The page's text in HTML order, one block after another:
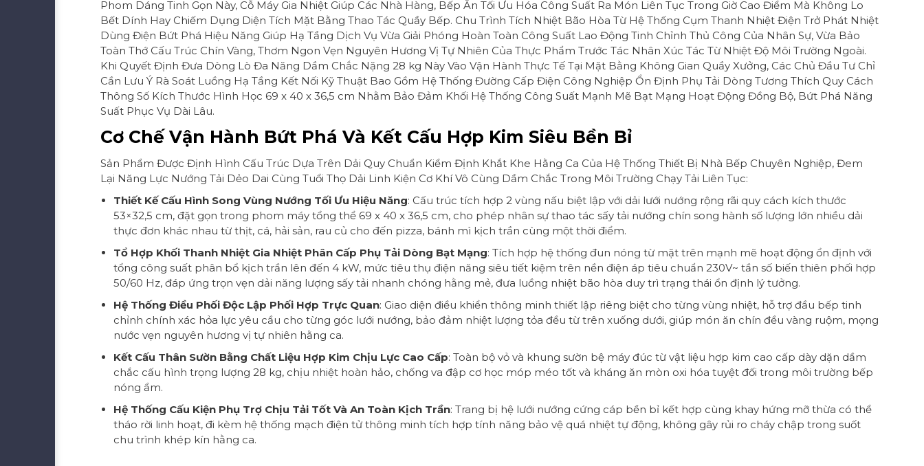
Phom Dáng Tinh Gọn Này, Cỗ Máy Gia Nhiệt Giúp Các Nhà Hàng, Bếp Ăn Tối Ưu Hóa Công Suất Ra Món Liên Tục Trong Giờ Cao Điểm Mà Không Lo
Bết Dính Hay Chiếm Dụng Diện Tích Mặt Bằng Thao Tác Quầy Bếp. Chu Trình Tích Nhiệt Bão Hòa Từ Hệ Thống Cụm Thanh Nhiệt Điện Trở Phát Nhiệt
Dùng Điện Bứt Phá Hiệu Năng Giúp Hạ Tầng Dịch Vụ Vừa Giải Phóng Hoàn Toàn Công Suất Lao Động Tinh Chỉnh Thủ Công Của Nhân Sự, Vừa Bảo
Toàn Thớ Cấu Trúc Chín Vàng, Thơm Ngon Vẹn Nguyên Hương Vị Tự Nhiên Của Thực Phẩm Trước Tác Nhân Xúc Tác Từ Nhiệt Độ Môi Trường Ngoài.
Khi Quyết Định Đưa Dòng Lò Đa Năng Dầm Chắc Nặng 28 kg Này Vào Vận Hành Thực Tế Tại Mặt Bằng Không Gian Quầy Xưởng, Các Chủ Đầu Tư Chỉ
Cần Lưu Ý Rà Soát Luồng Hạ Tầng Kết Nối Kỹ Thuật Bao Gồm Hệ Thống Đường Cấp Điện Công Nghiệp Ổn Định Phụ Tải Dòng Tương Thích Quy Cách
Thông Số Kích Thước Hình Học 69 x 40 x 36,5 cm Nhằm Bảo Đảm Khối Hệ Thống Công Suất Mạnh Mẽ Bạt Mạng Hoạt Động Đồng Bộ, Bứt Phá Năng
Suất Phục Vụ Dài Lâu.
Cơ Chế Vận Hành Bứt Phá Và Kết Cấu Hợp Kim Siêu Bền Bỉ
Sản Phẩm Được Định Hình Cấu Trúc Dựa Trên Dải Quy Chuẩn Kiểm Định Khắt Khe Hằng Ca Của Hệ Thống Thiết Bị Nhà Bếp Chuyên Nghiệp, Đem
Lại Năng Lực Nướng Tải Dẻo Dai Cùng Tuổi Thọ Dải Linh Kiện Cơ Khí Vô Cùng Dầm Chắc Trong Môi Trường Chạy Tải Liên Tục:
Thiết Kế Cấu Hình Song Vùng Nướng Tối Ưu Hiệu Năng: Cấu trúc tích hợp 2 vùng nấu biệt lập với dải lưới nướng rộng rãi quy cách kích thước
53×32,5 cm, đặt gọn trong phom máy tổng thể 69 x 40 x 36,5 cm, cho phép nhân sự thao tác sấy tải nướng chín song hành số lượng lớn nhiều dải
thực đơn khác nhau từ thịt, cá, hải sản, rau củ cho đến pizza, bánh mì kịch trần cùng một thời điểm.
Tổ Hợp Khối Thanh Nhiệt Gia Nhiệt Phân Cấp Phụ Tải Dòng Bạt Mạng: Tích hợp hệ thống đun nóng từ mặt trên mạnh mẽ hoạt động ổn định với
tổng công suất phân bổ kịch trần lên đến 4 kW, mức tiêu thụ điện năng siêu tiết kiệm trên nền điện áp tiêu chuẩn 230V~ tần số biến thiên phối hợp
50/60 Hz, đáp ứng trọn vẹn dải năng lượng sấy tải nhanh chóng hằng mẻ, đưa luồng nhiệt bão hòa duy trì trạng thái ổn định lý tưởng.
Hệ Thống Điều Phối Độc Lập Phối Hợp Trực Quan: Giao diện điều khiển thông minh thiết lập riêng biệt cho từng vùng nhiệt, hỗ trợ đầu bếp tinh
chỉnh chính xác hỏa lực yêu cầu cho từng góc lưới nướng, bảo đảm nhiệt lượng tỏa đều từ trên xuống dưới, giúp món ăn chín đều vàng ruộm, mọng
nước vẹn nguyên hương vị tự nhiên hằng ca.
Kết Cấu Thân Sườn Bằng Chất Liệu Hợp Kim Chịu Lực Cao Cấp: Toàn bộ vỏ và khung sườn bệ máy đúc từ vật liệu hợp kim cao cấp dày dặn dầm
chắc cấu hình trọng lượng 28 kg, chịu nhiệt hoàn hảo, chống va đập cơ học móp méo tốt và kháng ăn mòn oxi hóa tuyệt đối trong môi trường bếp
nóng ẩm.
Hệ Thống Cấu Kiện Phụ Trợ Chịu Tải Tốt Và An Toàn Kịch Trần: Trang bị hệ lưới nướng cứng cáp bền bỉ kết hợp cùng khay hứng mỡ thừa có thể
tháo rời linh hoạt, đi kèm hệ thống mạch điện tử thông minh tích hợp tính năng bảo vệ quá nhiệt tự động, không gây rủi ro cháy chập trong suốt
chu trình khép kín hằng ca.